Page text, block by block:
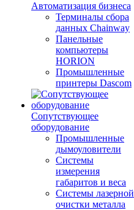
Автоматизация бизнеса
Терминалы сбора
данных Chainway
Панельные
компьютеры
HORION
Промышленные
принтеры Dascom
Сопутствующее
оборудование
Промышленные
дымоуловители
Системы
измерения
габаритов и веса
Системы лазерной
очистки металла